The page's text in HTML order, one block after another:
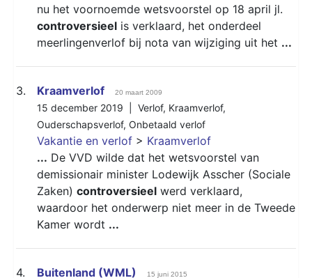
nu het voornoemde wetsvoorstel op 18 april jl.
controversieel is verklaard, het onderdeel
meerlingenverlof bij nota van wijziging uit het ...
3. Kraamverlof 20 maart 2009
15 december 2019 | Verlof, Kraamverlof,
Ouderschapsverlof, Onbetaald verlof
Vakantie en verlof > Kraamverlof
... De VVD wilde dat het wetsvoorstel van
demissionair minister Lodewijk Asscher (Sociale
Zaken) controversieel werd verklaard,
waardoor het onderwerp niet meer in de Tweede
Kamer wordt ...
4. Buitenland (WML) 15 juni 2015